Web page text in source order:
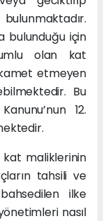
bulunduğu için
olan kat
etmeyen
Bu
12.
kat maliklerinin
tahsili ve
ilke
nasıl